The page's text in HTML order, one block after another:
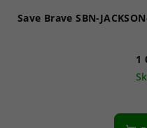
Save Brave SBN-
1